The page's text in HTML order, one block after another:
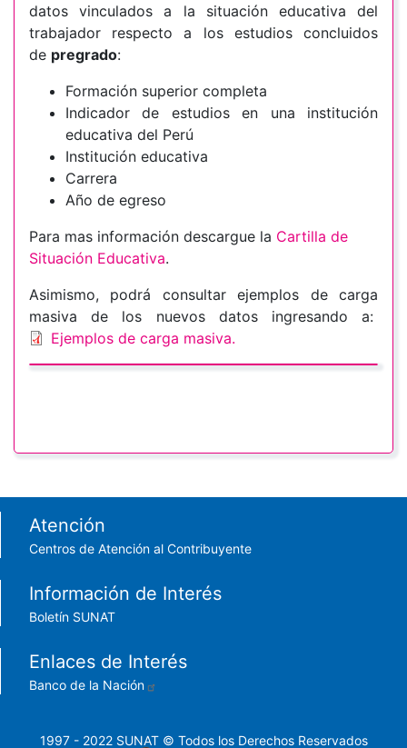
datos vinculados a la situación educativa del
trabajador respecto a los estudios concluidos
de pregrado:
Formación superior completa
Indicador de estudios en una institución
educativa del Perú
Institución educativa
Carrera
Año de egreso
Para mas información descargue la Cartilla de
Situación Educativa.
Asimismo, podrá consultar ejemplos de carga
masiva de los nuevos datos ingresando a:
Ejemplos de carga masiva.
Footer menu
Atención
Centros de Atención al Contribuyente
Información de Interés
Boletín SUNAT
Enlaces de Interés
Banco de la Nación
1997 - 2022 SUNAT © Todos los Derechos Reservados